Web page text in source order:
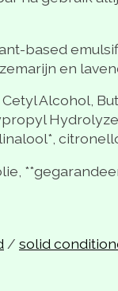
based
en
Alcohol,
/ solid